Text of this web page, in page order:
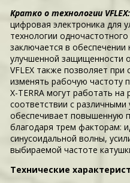
Кратко о технологии VFLEX:
цифровая электроника для
технологии
заключается в
улучшенной защищенности
VFLEX также позволяет
изменять рабочую частоту
X-TERRA могут работать на
соответствии с различными
обеспечивает повышенную
благодаря трем факторам:
синусоидальной волны,
выбираемой частоте
Технические